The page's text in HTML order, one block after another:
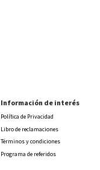
Información de interés
Política de Privacidad
Libro de reclamaciones
Términos y condiciones
Programa de referidos